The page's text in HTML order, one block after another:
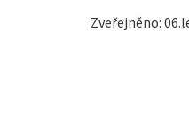
Zveřejněno: